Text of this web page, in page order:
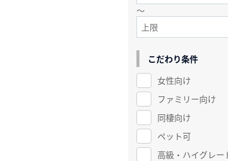
～
こだわり条件
女性向け
ファミリー向け
同棲向け
ペット可
高級・ハイグレー